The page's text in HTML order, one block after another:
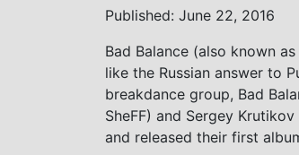
Published: June 22, 2016
Bad Balance (also known
like the Russian answer to
breakdance group, Bad
SheFF) and Sergey
and released their first